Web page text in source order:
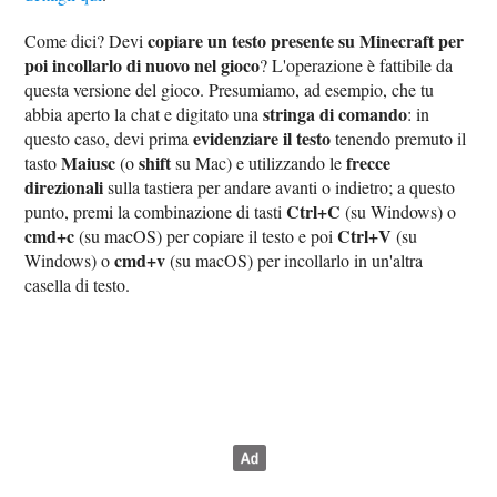
Come dici? Devicopiare un testo presente su Minecraft per
poi incollarlo di nuovo nel gioco? L'operazione è fattibile da
questa versione del gioco. Presumiamo, ad esempio, che tu
abbia aperto la chat e digitato unastringa di comando: in
questo caso, devi primaevidenziare il testotenendo premuto il
tastoMaiusc(oshiftsu Mac) e utilizzando lefrecce
direzionalisulla tastiera per andare avanti o indietro; a questo
punto, premi la combinazione di tastiCtrl+C (su Windows) o
cmd+c(su macOS) per copiare il testo e poiCtrl+V (su
Windows) ocmd+v(su macOS) per incollarlo in un'altra
casella di testo.